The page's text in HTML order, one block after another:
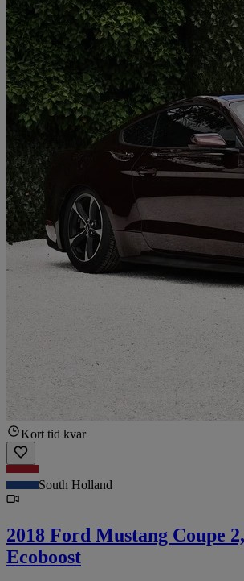
Kort tid kvar
South Holland
2018 Ford Mustang Coupe
Ecoboost